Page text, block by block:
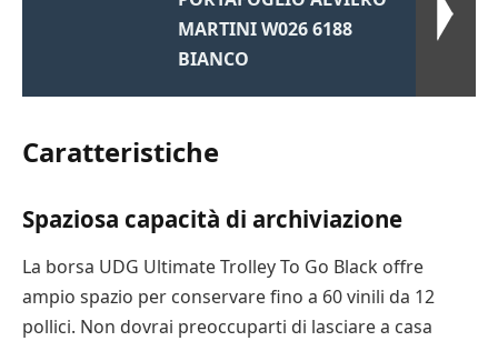
MARTINI W026 6188
BIANCO
Caratteristiche
Spaziosa capacità di archiviazione
La borsa UDG Ultimate Trolley To Go Black offre
ampio spazio per conservare fino a 60 vinili da 12
pollici. Non dovrai preoccuparti di lasciare a casa